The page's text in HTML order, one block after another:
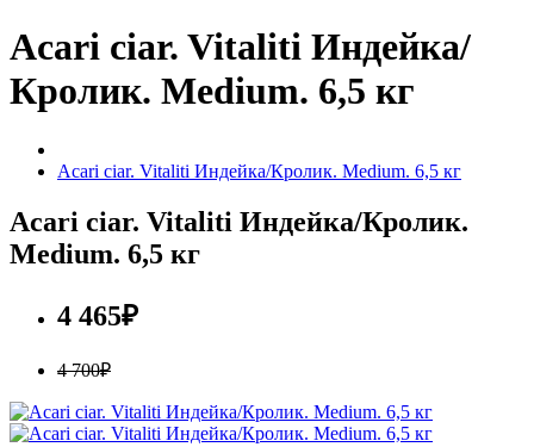
Acari ciar. Vitaliti Индейка/
Кролик. Medium. 6,5 кг
Acari ciar. Vitaliti Индейка/Кролик. Medium. 6,5 кг
Acari ciar. Vitaliti Индейка/Кролик.
Medium. 6,5 кг
4 465₽
4 700₽